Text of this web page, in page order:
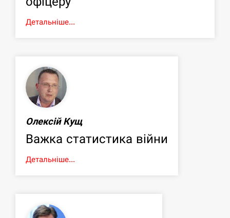
Детальніше...
Олексій Кущ
Важка статистика війни
Детальніше...